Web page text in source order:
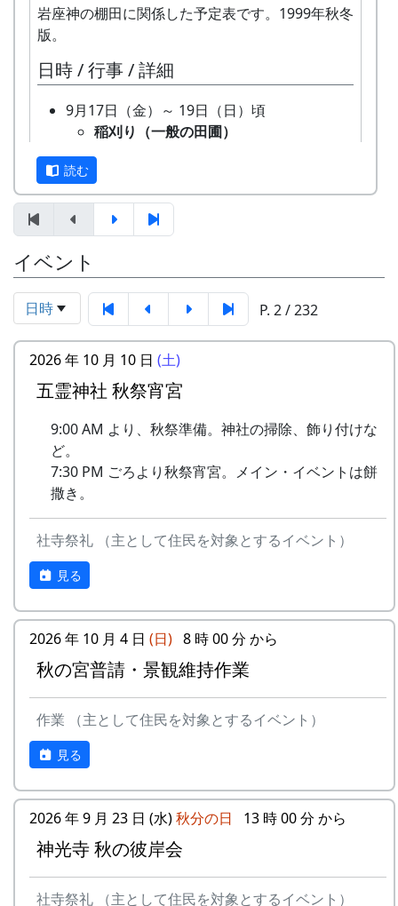
まじめに農業に取り組み、自然とふれあう勇気を
りを楽しむだけでなく、美しい景観を誇る岩座神
地区をみんなで守っていくことに積極的に協力し
てもらうために始められた。1区画100平方mで
10区画を募集した。会費は5万円。
「加美町への想い」「志望動機」「自己アピー
ル」などの作文を含む申し込みアンケートを書類
選考し、10組が選ばれた。
栽培の米作りが体験でき、収穫した米は
全部持ち帰ることができる。
加美町の特産品がもらえる(1万円相当)な
オーナーの義務は
田んぼに入って米を作る。
自然とまじめにつきあう。
地域の人たちになじみ、仲良くする。
地区の美しい景観を守るため、美化活動
田植え、ヒエ引き、月2回の草刈り、刈
り取り、稲木などは自分でやること(田
農家が行う)など。
『広報かみ』1997年6月号より
そもそも、棚田(たなだ)とは、どんなも
のか
岩座神入口の道の西側、渓流に臨んで、上面が平
らで赤みを帯びた巨石があり、血石と呼ばれてい
る。
その昔、岩座神の神光寺が隆盛をきわめていたこ
ろ、加古川流域の人々は死者が出ると、はるか南
方から遺体を運んでこの寺に葬った。その際、死
石の名が付けられたと言われる。また、一説に
は、死体があまりに重いので、この石の上で四肢
を切り離して運んだため、その血でこの石が赤く
染まったのだとも伝えられている。
其の弐 仁王門のシキミ
岩座神の棚田に関係した予定表です。1999年秋冬
版。
日時 / 行事 / 詳細
9月17日（金）～ 19日（日）頃
稲刈り（一般の田圃）
そのまま乾燥機に放り込みます。
9月26日（日）
オーナー田の稲刈り
て、天日干しにします。脱穀はもっ
と後になります。
棚田コンサート
アマチュア・バンド５組＋坂庭省
吾。
餅つき・野菜即売
蕎麦刈り
ています。（予定変更。17日に延期
っぱりやります。というか、やりま
した。ごめんなさい。
10月9日（土）
五霊神社秋祭り
10月11日（祝）
オーナー田収穫祭
めて持ち帰ります。|
子のコンテスト。
10月17日（日）
蕎麦の刈取り。人手不足が心配され
ています。当初の予定通り、３日に
行われました。
読む
イベント
日時 P. 2 / 232
2026 年 10 月 10 日 (土)
五霊神社 秋祭宵宮
9:00 AM より、秋祭準備。神社の掃除、飾り付けな
ど。
7:30 PM ごろより秋祭宵宮。メイン・イベントは餅
撒き。
社寺祭礼 （主として住民を対象とするイベント）
見る
2026 年 10 月 4 日 (日) 8 時 00 分 から
秋の宮普請・景観維持作業
作業 （主として住民を対象とするイベント）
見る
2026 年 9 月 23 日 (水)秋分の日 13 時 00 分 から
神光寺 秋の彼岸会
社寺祭礼 （主として住民を対象とするイベント）